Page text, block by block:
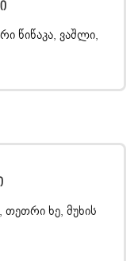
წიწაკა, ვაშლი,
თეთრი ხე, მუხის